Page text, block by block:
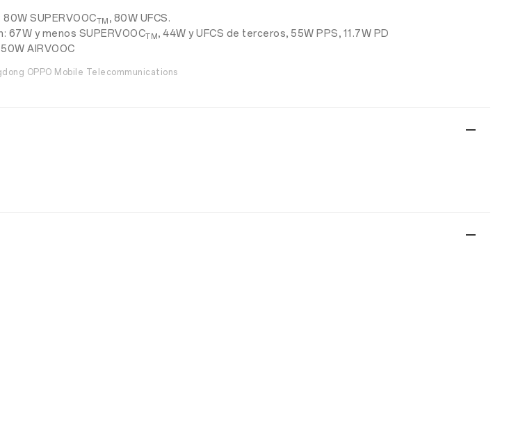
SUPERVOOCTM , 80W UFCS.
67W y menos SUPERVOOCTM, 44W y UFCS de terceros, 55W PPS, 11.7W PD
AIRVOOC
OPPO Mobile Telecommunications